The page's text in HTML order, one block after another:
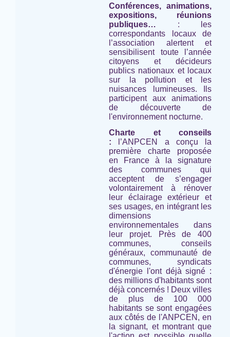
Conférences, animations,
expositions, réunions
publiques… : les
correspondants locaux de
l’association alertent et
sensibilisent toute l’année
citoyens et décideurs
publics nationaux et locaux
sur la pollution et les
nuisances lumineuses. Ils
participent aux animations
de découverte de
l'environnement nocturne.
Charte et conseils
: l’ANPCEN a conçu la
première charte proposée
en France à la signature
des communes qui
acceptent de s’engager
volontairement à rénover
leur éclairage extérieur et
ses usages, en intégrant les
dimensions
environnementales dans
leur projet. Près de 400
communes, conseils
généraux, communauté de
communes, syndicats
d'énergie l'ont déjà signé :
des millions d'habitants sont
déjà concernés ! Deux villes
de plus de 100 000
habitants se sont engagées
aux côtés de l'ANPCEN, en
la signant, et montrant que